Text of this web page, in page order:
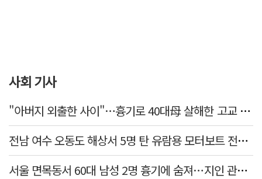
사회 기사
"아버지 외출한 사이"…흉기로 40대母 살해한 고교 자퇴생, 구속 기로에
전남 여수 오동도 해상서 5명 탄 유람용 모터보트 전복…2명 숨져
서울 면목동서 60대 남성 2명 흉기에 숨져…지인 관계로 추정